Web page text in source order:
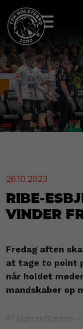
26.10.2023
Ribe-
vinder
Fredag aften
at tage to point
når holdet
mandskaber op
Af Nanna Gantriis